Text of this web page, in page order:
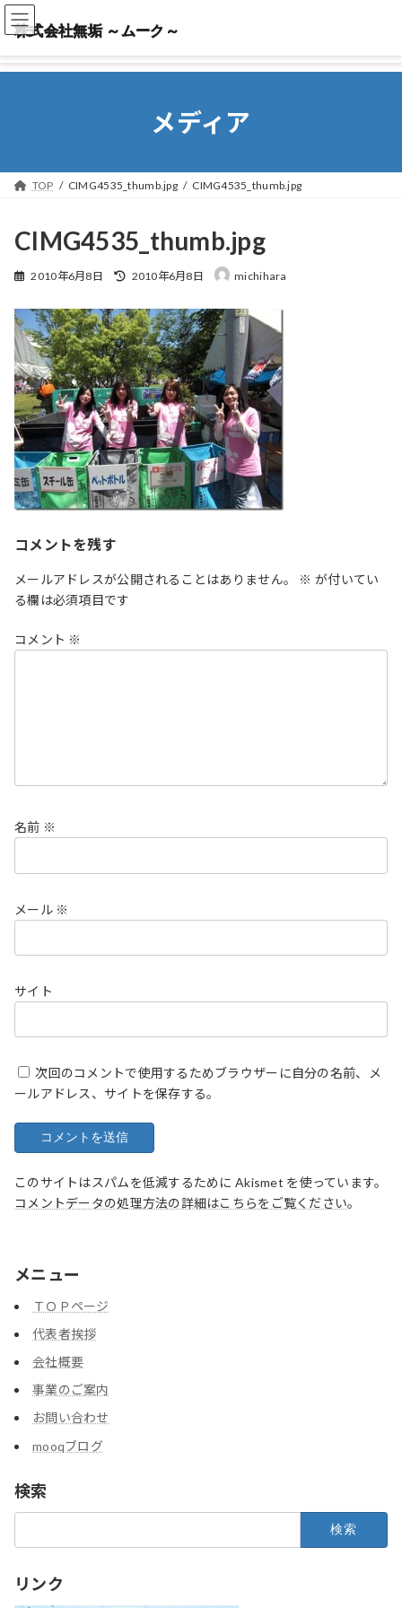
株式会社無垢 ～ムーク～
株式会社無垢 ～ムーク～
メディア
TOP CIMG4535_thumb.jpg CIMG4535_thumb.jpg
CIMG4535_thumb.jpg
2010年6月8日
最
新
日
時
:
2010年6月8日 michihara
コメントを残す
メールアドレスが公開されることはありません。 ※ が付いてい
る欄は必須項目です
コメント ※
名前 ※
メール ※
サイト
次回のコメントで使用するためブラウザーに自分の名前、メ
ールアドレス、サイトを保存する。
このサイトはスパムを低減するために Akismet を使っています。
コメントデータの処理方法の詳細はこちらをご覧ください。
メニュー
ＴＯＰページ
代表者挨拶
会社概要
事業のご案内
お問い合わせ
mooqブログ
検索
リンク